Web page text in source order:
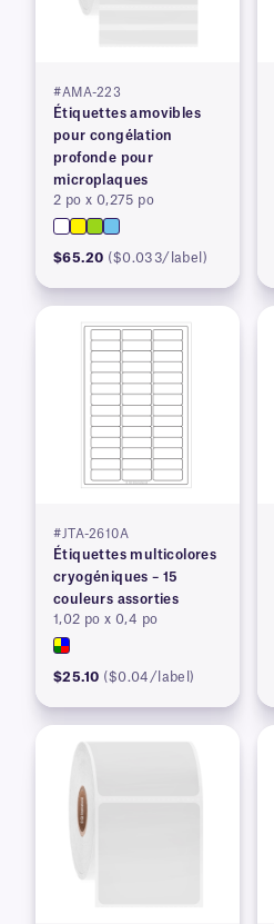
#AMA-223
Étiquettes amovibles
pour congélation
profonde pour
microplaques
2 po x 0,275 po
$65.20 ($0.033/label)
#JTA-2610A
Étiquettes multicolores
cryogéniques – 15
couleurs assorties
1,02 po x 0,4 po
$25.10 ($0.04/label)